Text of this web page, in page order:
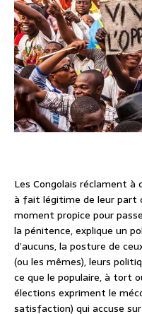
Les Congolais réclament
à fait légitime de leur part
moment propice pour
la pénitence, explique un
d’aucuns, la posture de
(ou les mêmes), leurs
ce que le populaire, à tort
élections expriment le
satisfaction) qui accuse